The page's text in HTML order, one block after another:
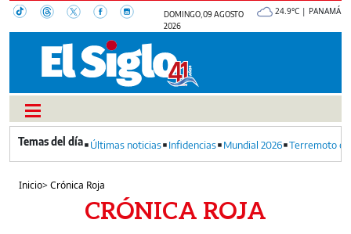
DOMINGO, 09 AGOSTO
2026
24.9°C | PANAMÁ
Últimas noticias Infidencias Mundial 2026 Terremoto
Inicio>Crónica Roja
CRÓNICA ROJA